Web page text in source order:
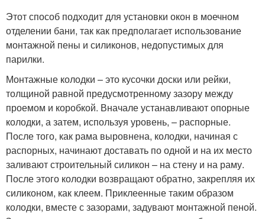
Этот способ подходит для установки окон в моечном
отделении бани, так как предполагает использование
монтажной пены и силиконов, недопустимых для
парилки.
Монтажные колодки – это кусочки доски или рейки,
толщиной равной предусмотренному зазору между
проемом и коробкой. Вначале устанавливают опорные
колодки, а затем, используя уровень, – распорные.
После того, как рама выровнена, колодки, начиная с
распорных, начинают доставать по одной и на их место
заливают строительный силикон – на стену и на раму.
После этого колодки возвращают обратно, закрепляя их
силиконом, как клеем. Приклеенные таким образом
колодки, вместе с зазорами, задувают монтажной пеной.